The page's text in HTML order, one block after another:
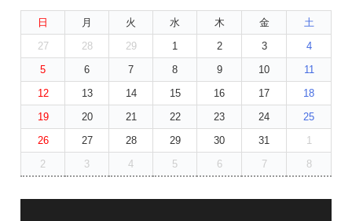
日 月 火 水 木 金
土
27
28 29 1 2 3
4
5
6 7 8 9 10
11
12
13 14 15 16 17
18
19
20 21 22 23 24
25
26
27 28 29 30 31
1
2
3 4 5 6 7 8